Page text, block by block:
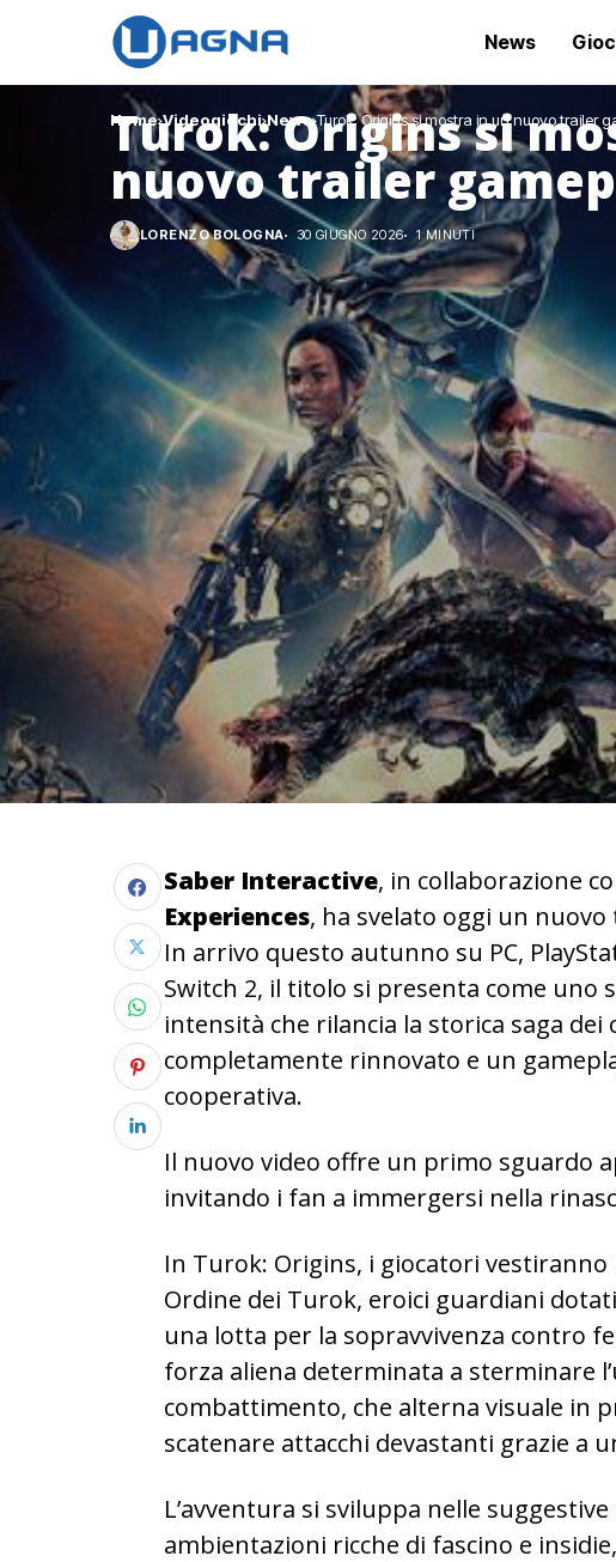
News
Home Videogiochi News Turok: Origins si mostra in un nuovo trailer
Turok: Origins si
nuovo trailer
LORENZO BOLOGNA 30 GIUGNO 2026 1 MINUTI
Saber Interactive, in collaborazione
Experiences, ha svelato oggi un
In arrivo questo autunno su PC,
Switch 2, il titolo si presenta come uno
intensità che rilancia la storica saga
completamente rinnovato e un
cooperativa.
Il nuovo video offre un primo sguardo
invitando i fan a immergersi nella
In Turok: Origins, i giocatori
Ordine dei Turok, eroici guardiani
una lotta per la sopravvivenza contro
forza aliena determinata a sterminare
combattimento, che alterna visuale in
scatenare attacchi devastanti grazie a
L’avventura si sviluppa nelle
ambientazioni ricche di fascino e